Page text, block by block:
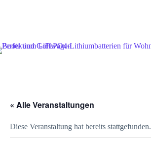
« Alle Veranstaltungen
Diese Veranstaltung hat bereits stattgefunden.